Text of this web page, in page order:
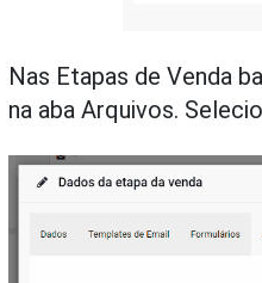
Nas Etapas de Venda
na aba Arquivos.